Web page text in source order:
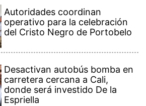
Autoridades coordinan
operativo para la celebración
del Cristo Negro de Portobelo
Desactivan autobús bomba en
carretera cercana a Cali,
donde será investido De la
Espriella